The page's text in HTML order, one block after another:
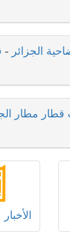
الجزائر -
مطار
الأخبار